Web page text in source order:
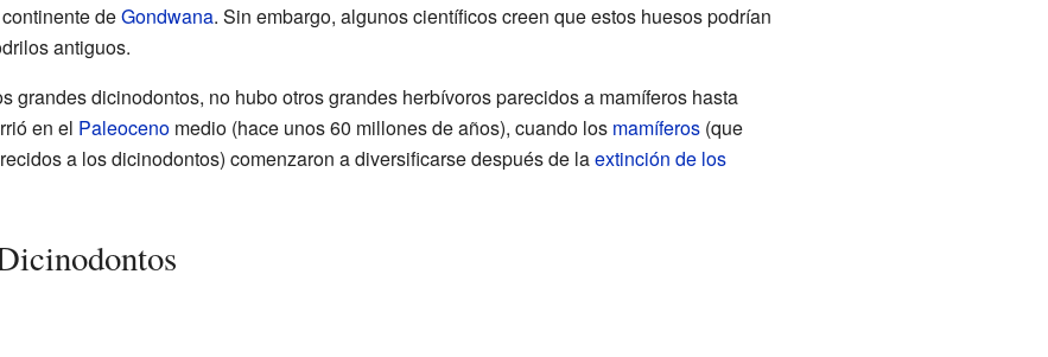
deGondwana. Sin embargo, algunos científicos creen que estos huesos podrían
antiguos.
grandes dicinodontos, no hubo otros grandes herbívoros parecidos a mamíferos hasta
en el Paleocenomedio (hace unos 60 millones de años), cuando los mamíferos(que
a los dicinodontos) comenzaron a diversificarse después de laextinción de los